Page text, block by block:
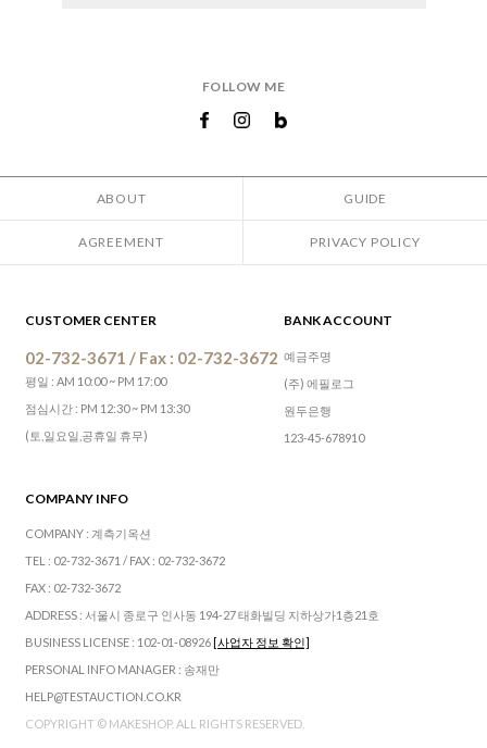
FOLLOW ME
ABOUT GUIDE
AGREEMENT PRIVACY POLICY
CUSTOMER CENTER
02-732-3671 / Fax : 02-732-3672
평일 : AM 10:00 ~ PM 17:00
점심시간 : PM 12:30 ~ PM 13:30
(토,일요일,공휴일 휴무)
BANK ACCOUNT
예금주명
(주) 에필로그
원두은행
123-45-678910
COMPANY INFO
COMPANY : 계측기옥션
TEL : 02-732-3671 / FAX : 02-732-3672
FAX : 02-732-3672
ADDRESS : 서울시 종로구 인사동 194-27 태화빌딩 지하상가1층21호
BUSINESS LICENSE : 102-01-08926[사업자 정보 확인]
PERSONAL INFO MANAGER : 송재만
HELP@TESTAUCTION.CO.KR
COPYRIGHT © MAKESHOP. ALL RIGHTS RESERVED.